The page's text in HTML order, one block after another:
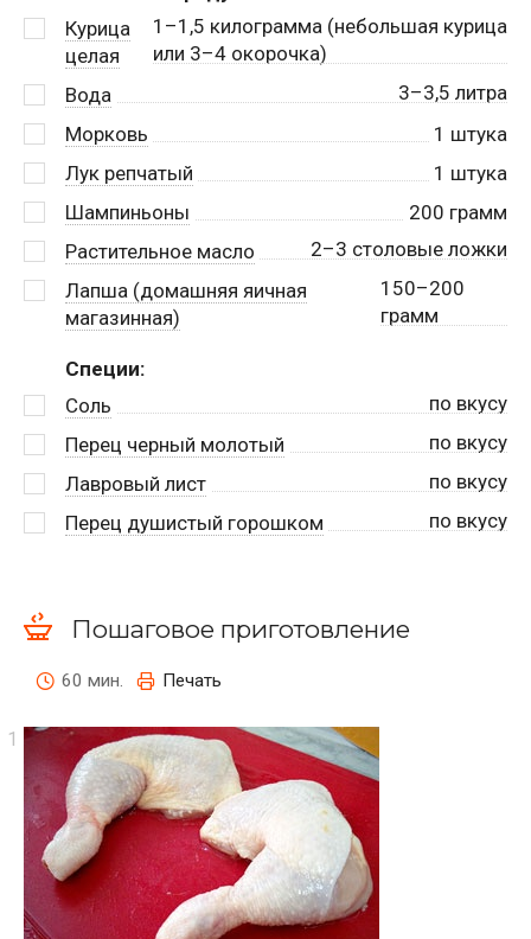
Курица
целая
1–1,5 килограмма (небольшая курица
или 3–4 окорочка)
Вода
3–3,5 литра
Морковь
1 штука
Лук репчатый
1 штука
Шампиньоны
200 грамм
Растительное масло
2–3 столовые ложки
Лапша (домашняя яичная
магазинная)
150–200
грамм
Специи:
Соль
по вкусу
Перец черный молотый
по вкусу
Лавровый лист
по вкусу
Перец душистый горошком
по вкусу
Пошаговое приготовление
60 мин. Печать